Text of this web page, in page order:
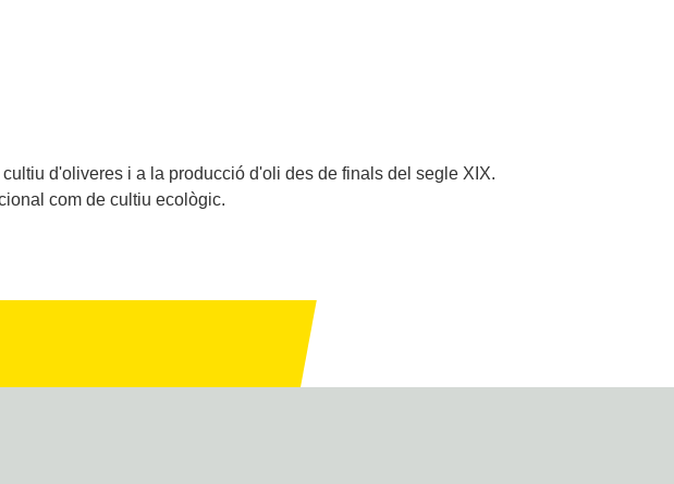
d'oliveres i a la producció d'oli des de finals del segle XIX.
com de cultiu ecològic.